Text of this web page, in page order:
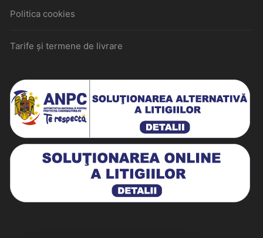
Politica cookies
Tarife și termene de livrare